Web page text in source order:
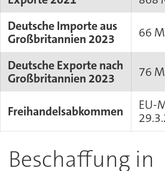
Deutsche Importe aus
Großbritannien 2023
66
Deutsche Exporte nach
Großbritannien 2023
76
Freihandelsabkommen
EU-
Beschaffung in